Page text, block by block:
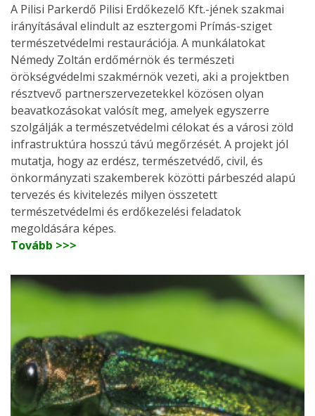
A Pilisi Parkerdő Pilisi Erdőkezelő Kft.-jének szakmai
irányításával elindult az esztergomi Prímás-sziget
természetvédelmi restaurációja. A munkálatokat
Némedy Zoltán erdőmérnök és természeti
örökségvédelmi szakmérnök vezeti, aki a projektben
résztvevő partnerszervezetekkel közösen olyan
beavatkozásokat valósít meg, amelyek egyszerre
szolgálják a természetvédelmi célokat és a városi zöld
infrastruktúra hosszú távú megőrzését. A projekt jól
mutatja, hogy az erdész, természetvédő, civil, és
önkormányzati szakemberek közötti párbeszéd alapú
tervezés és kivitelezés milyen összetett
természetvédelmi és erdőkezelési feladatok
megoldására képes.
Tovább >>>